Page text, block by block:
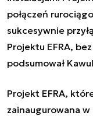
połączeń
sukcesywnie
Projektu EFRA,
podsumował
Projekt EFRA,
zainaugurowana